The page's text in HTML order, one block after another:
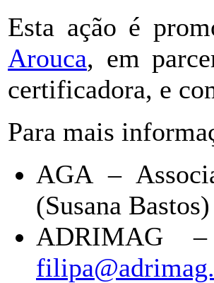
Esta ação é
Arouca, em
certificadora, e
Para mais
AGA –
(Susana Bastos)
ADRIMAG